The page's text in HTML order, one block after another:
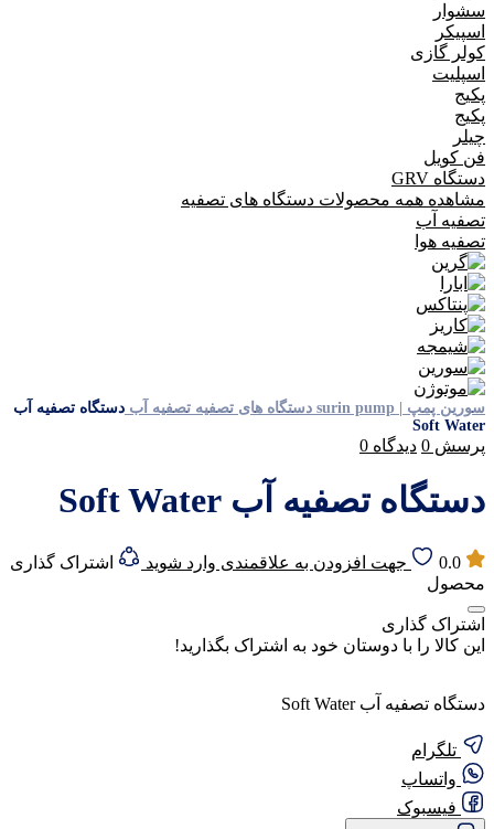
سشوار
اسپیکر
کولر گازی
اسپلیت
پکیج
پکیج
چیلر
فن کویل
دستگاه GRV
مشاهده همه محصولات دستگاه های تصفیه
تصفیه آب
تصفیه هوا
سورین پمپ | surin pump دستگاه های تصفیه تصفیه آب دستگاه تصفیه آب
Soft Water
پرسش 0 دیدگاه 0
دستگاه تصفیه آب Soft Water
0.0 جهت افزودن به علاقمندی وارد شوید
اشتراک گذاری
محصول
اشتراک گذاری
این کالا را با دوستان خود به اشتراک بگذارید!
دستگاه تصفیه آب Soft Water
تلگرام
واتساپ
فیسبوک